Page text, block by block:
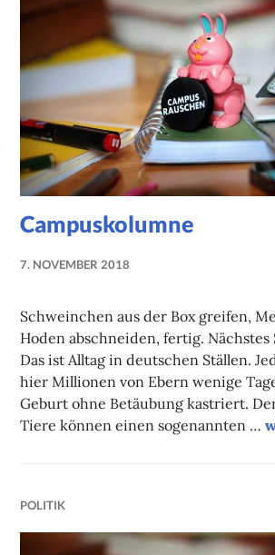
Campuskolumne
7. NOVEMBER 2018
Schweinchen aus der Box greifen,
Hoden abschneiden, fertig.
Das ist Alltag in deutschen Ställen.
hier Millionen von Ebern wenige
Geburt ohne Betäubung kastriert.
Tiere können einen sogenannten …
POLITIK